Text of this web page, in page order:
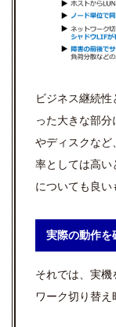
ビジネス継続
った大きな部
やディスクなど
率としては高い
についても良い
実際の動作を
それでは、実機
ワーク切り替え